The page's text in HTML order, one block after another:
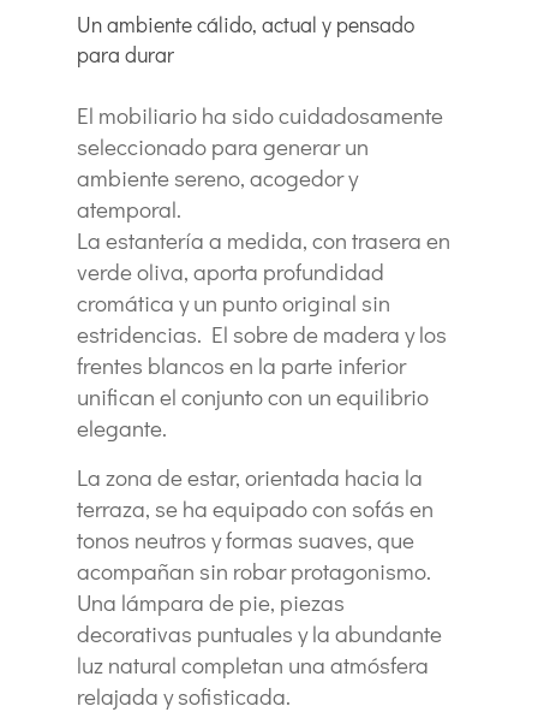
Un ambiente cálido, actual y pensado
para durar
El mobiliario ha sido cuidadosamente
seleccionado para generar un
ambiente sereno, acogedor y
atemporal.
La estantería a medida, con trasera en
verde oliva, aporta profundidad
cromática y un punto original sin
estridencias. El sobre de madera y los
frentes blancos en la parte inferior
unifican el conjunto con un equilibrio
elegante.
La zona de estar, orientada hacia la
terraza, se ha equipado con sofás en
tonos neutros y formas suaves, que
acompañan sin robar protagonismo.
Una lámpara de pie, piezas
decorativas puntuales y la abundante
luz natural completan una atmósfera
relajada y sofisticada.